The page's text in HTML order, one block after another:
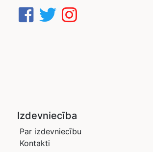
Izdevniecība
Par izdevniecību
Kontakti